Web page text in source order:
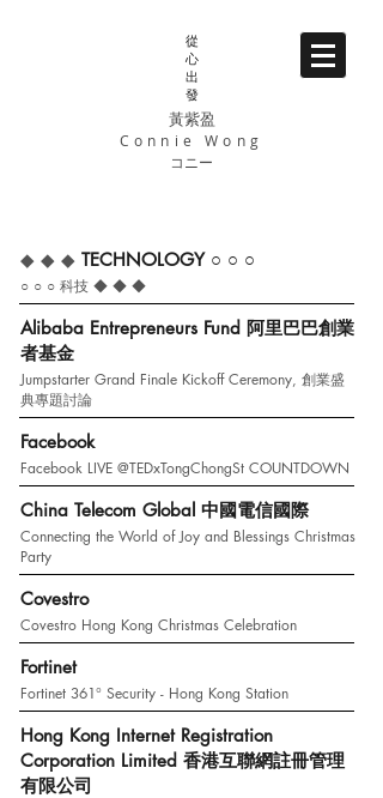
從
心
出
發
黃紫盈
Connie Wong
コニー
◆ ◆ ◆ TECHNOLOGY ○ ○ ○
○ ○ ○ 科技 ◆ ◆ ◆
Alibaba Entrepreneurs Fund 阿里巴巴創業
者基金
Jumpstarter Grand Finale Kickoff Ceremony, 創業盛
典專題討論
Facebook
Facebook LIVE @TEDxTongChongSt COUNTDOWN
China Telecom Global 中國電信國際
Connecting the World of Joy and Blessings Christmas
Party
Covestro
Covestro Hong Kong Christmas Celebration
Fortinet
Fortinet 361° Security - Hong Kong Station
Hong Kong Internet Registration
Corporation Limited 香港互聯網註冊管理
有限公司